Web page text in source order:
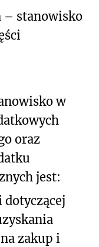
– stanowisko
w
oraz
jest:
dotyczącej
zakup i